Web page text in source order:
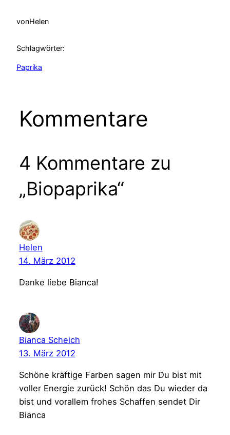
vonHelen
Schlagwörter:
Paprika
Kommentare
4 Kommentare zu
„Biopaprika“
Helen
14. März 2012
Danke liebe Bianca!
Bianca Scheich
13. März 2012
Schöne kräftige Farben sagen mir Du bist mit
voller Energie zurück! Schön das Du wieder da
bist und vorallem frohes Schaffen sendet Dir
Bianca